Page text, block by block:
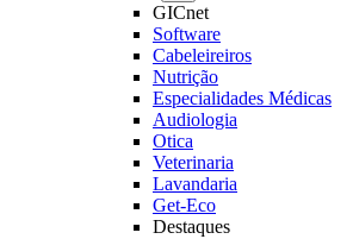
GICnet
Software
Cabeleireiros
Nutrição
Especialidades Médicas
Audiologia
Otica
Veterinaria
Lavandaria
Get-Eco
Destaques